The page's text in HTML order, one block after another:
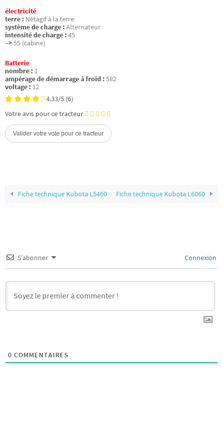
électricité
terre : Nétagif à la terre
système de charge :Alternateur
intensité de charge :45
–>55 (cabine)
Batterie
nombre : 1
ampérage de démarrage à froid :582
voltage : 12
4.33/5 (6)
Votre avis pour ce tracteur
Fiche technique Kubota L5460 Fiche technique Kubota L6060
S’abonner Connexion
0 COMMENTAIRES